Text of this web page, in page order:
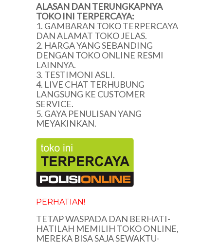
ALASAN DAN TERUNGKAPNYA
TOKO INI TERPERCAYA:
1. GAMBARAN TOKO TERPERCAYA
DAN ALAMAT TOKO JELAS.
2. HARGA YANG SEBANDING
DENGAN TOKO ONLINE RESMI
LAINNYA.
3. TESTIMONI ASLI.
4. LIVE CHAT TERHUBUNG
LANGSUNG KE CUSTOMER
SERVICE.
5. GAYA PENULISAN YANG
MEYAKINKAN.
PERHATIAN!
TETAP WASPADA DAN BERHATI-
HATILAH MEMILIH TOKO ONLINE,
MEREKA BISA SAJA SEWAKTU-